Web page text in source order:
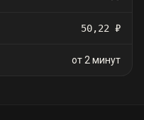
50,22 ₽
от 2 минут